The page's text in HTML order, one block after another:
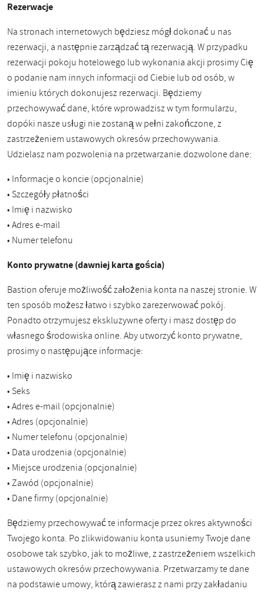
Rezerwacje
Na stronach internetowych będziesz mógł dokonać u nas
rezerwacji, a następnie zarządzać tą rezerwacją. W przypadku
rezerwacji pokoju hotelowego lub wykonania akcji prosimy Cię
o podanie nam innych informacji od Ciebie lub od osób, w
imieniu których dokonujesz rezerwacji. Będziemy
przechowywać dane, które wprowadzisz w tym formularzu,
dopóki nasze usługi nie zostaną w pełni zakończone, z
zastrzeżeniem ustawowych okresów przechowywania.
Udzielasz nam pozwolenia na przetwarzanie.dozwolone dane:
• Informacje o koncie (opcjonalnie)
• Szczegóły płatności
• Imię i nazwisko
• Adres e-mail
• Numer telefonu
Konto prywatne (dawniej karta gościa)
Bastion oferuje możliwość założenia konta na naszej stronie. W
ten sposób możesz łatwo i szybko zarezerwować pokój.
Ponadto otrzymujesz ekskluzywne oferty i masz dostęp do
własnego środowiska online. Aby utworzyć konto prywatne,
prosimy o następujące informacje:
• Imię i nazwisko
• Seks
• Adres e-mail (opcjonalnie)
• Adres (opcjonalnie)
• Numer telefonu (opcjonalnie)
• Data urodzenia (opcjonalnie)
• Miejsce urodzenia (opcjonalnie)
• Zawód (opcjonalnie)
• Dane firmy (opcjonalnie)
Będziemy przechowywać te informacje przez okres aktywności
Twojego konta. Po zlikwidowaniu konta usuniemy Twoje dane
osobowe tak szybko, jak to możliwe, z zastrzeżeniem wszelkich
ustawowych okresów przechowywania. Przetwarzamy te dane
na podstawie umowy, którą zawierasz z nami przy zakładaniu